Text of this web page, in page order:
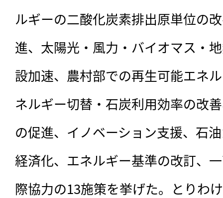
ルギーの二酸化炭素排出原単位の
進、太陽光・風力・バイオマス・
設加速、農村部での再生可能エネ
ネルギー切替・石炭利用効率の改
の促進、イノベーション支援、石
経済化、エネルギー基準の改訂、
際協力の13施策を挙げた。とりわ